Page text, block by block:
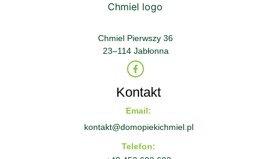
Chmiel Pierwszy 36
23–114 Jabłonna
Kontakt
Email:
kontakt@domopiekichmiel.pl
Telefon: